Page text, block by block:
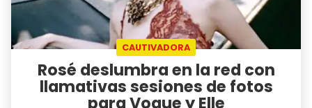
CAUTIVADORA
Rosé deslumbra en la red con
llamativas sesiones de fotos
para Vogue y Elle